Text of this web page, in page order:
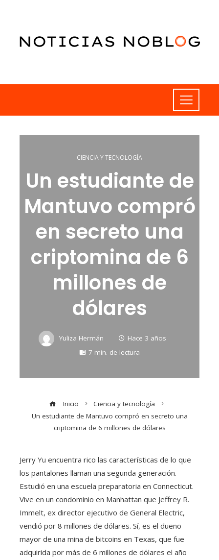
CIENCIA Y TECNOLOGÍA
Un estudiante de
Mantuvo compró
en secreto una
criptomina de 6
millones de
dólares
Yuliza Hermán
Hace 3 años
7 min. de lectura
Inicio
Ciencia y tecnología
Un estudiante de Mantuvo compró en secreto una
criptomina de 6 millones de dólares
Jerry Yu encuentra rico las características de lo que
los pantalones llaman una segunda generación.
Estudió en una escuela preparatoria en Connecticut.
Vive en un condominio en Manhattan que Jeffrey R.
Immelt, ex director ejecutivo de General Electric,
vendió por 8 millones de dólares. Sí, es el dueño
mayor de una mina de bitcoins en Texas, que fue
adquirida por más de 6 millones de dólares el año